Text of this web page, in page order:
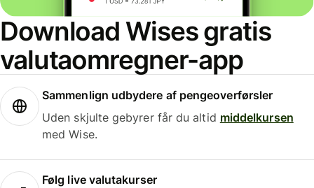
Download Wises gratis
valutaomregner-app
Sammenlign udbydere af pengeoverførsler
Uden skjulte gebyrer får du altid middelkursen
med Wise.
Følg live valutakurser